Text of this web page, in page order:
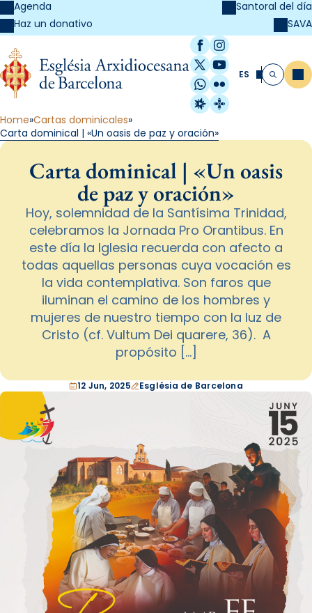
Agenda
Haz un donativo
Santoral del día
SAVA
Facebook
Instagram
X / Twitter
YouTube
WhatsApp
Flickr
Radio Estel
Catalunya
ES Buscar
Home Cartas dominicales
Carta dominical | «Un oasis de paz y oración»
Carta dominical | «Un oasis
de paz y oración»
Hoy, solemnidad de la Santísima Trinidad,
celebramos la Jornada Pro Orantibus. En
este día la Iglesia recuerda con afecto a
todas aquellas personas cuya vocación es
la vida contemplativa. Son faros que
iluminan el camino de los hombres y
mujeres de nuestro tiempo con la luz de
Cristo (cf. Vultum Dei quarere, 36). A
propósito […]
12 Jun, 2025 Església de Barcelona